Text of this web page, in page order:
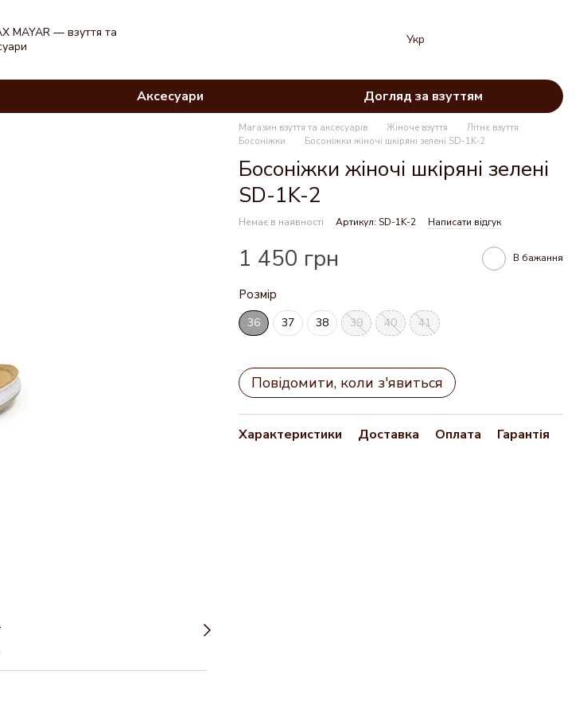
Укр
Аксесуари Догляд за взуттям
Магазин взуття та аксесуарів Жіноче взуття
Літнє взуття
Босоніжки
Босоніжки жіночі шкіряні зелені SD-1K-2
Босоніжки жіночі шкіряні зелені
SD-1K-2
Немає в наявності Артикул: SD-1K-2 Написати відгук
1 450 грн В бажання
Розмір
36 37 38 39 40 41
Повідомити, коли з'явиться
Характеристики Доставка Оплата Гарантія